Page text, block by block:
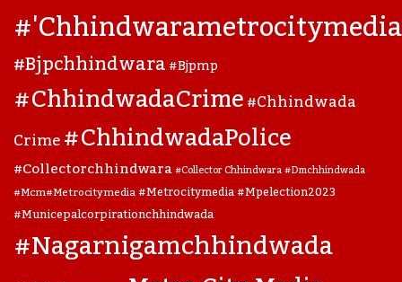
#'chhindwarametrocitymedia
#bjpchhindwara#bjpmp
#ChhindwadaCrime#Chhindwada
Crime#ChhindwadaPolice
#collectorchhindwara#collector Chhindwara#dmchhindwada
#mcm#metrocitymedia#metrocitymedia#mpelection2023
#municepalcorpirationchhindwada
#nagarnigamchhindwada